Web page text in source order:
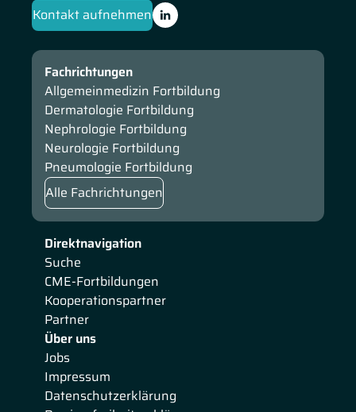
Kontakt aufnehmen
Direktnavigation
Suche
CME-Fortbildungen
Kooperationspartner
Partner
Über uns
Jobs
Impressum
Datenschutzerklärung
Fachrichtungen
Allgemeinmedizin Fortbildung
Dermatologie Fortbildung
Nephrologie Fortbildung
Neurologie Fortbildung
Pneumologie Fortbildung
Alle Fachrichtungen